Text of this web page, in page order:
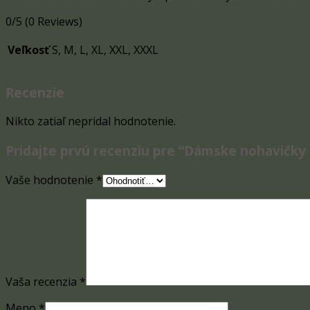
0/5 (0 Reviews)
Veľkosť S, M, L, XL, XXL, XXXL
Recenzie
Nikto zatiaľ nepridal hodnotenie.
Pridajte prvú recenziu pre “Dámske
Vaše hodnotenie *
Vaša recenzia *